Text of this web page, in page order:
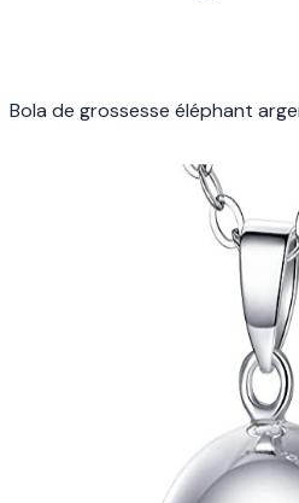
Bola de grossesse éléphant